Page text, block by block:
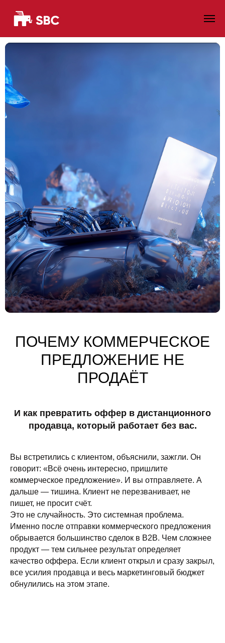
ПОЧЕМУ КОММЕРЧЕСКОЕ
ПРЕДЛОЖЕНИЕ НЕ
ПРОДАЁТ
И как превратить оффер в дистанционного
продавца, который работает без вас.
Вы встретились с клиентом, объяснили, зажгли. Он
говорит: «Всё очень интересно, пришлите
коммерческое предложение». И вы отправляете. А
дальше — тишина. Клиент не перезванивает, не
пишет, не просит счёт.
Это не случайность. Это системная проблема.
Именно после отправки коммерческого предложения
обрывается большинство сделок в B2B. Чем сложнее
продукт — тем сильнее результат определяет
качество оффера. Если клиент открыл и сразу закрыл,
все усилия продавца и весь маркетинговый бюджет
обнулились на этом этапе.